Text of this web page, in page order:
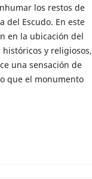
los restos de
del Escudo. En este
en la ubicación del
y religiosos,
una sensación de
que el monumento